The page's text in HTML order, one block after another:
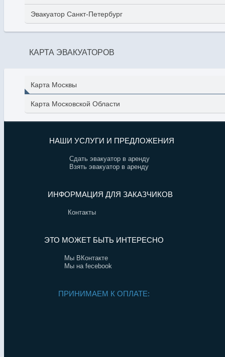
Эвакуатор Санкт-Петербург
КАРТА ЭВАКУАТОРОВ
Карта Москвы
Карта Московской Области
НАШИ УСЛУГИ И ПРЕДЛОЖЕНИЯ
Сдать эвакуатор в аренду
Взять эвакуатор в аренду
ИНФОРМАЦИЯ ДЛЯ ЗАКАЗЧИКОВ
Контакты
ЭТО МОЖЕТ БЫТЬ ИНТЕРЕСНО
Мы ВКонтакте
Мы на fecebook
ПРИНИМАЕМ К ОПЛАТЕ: